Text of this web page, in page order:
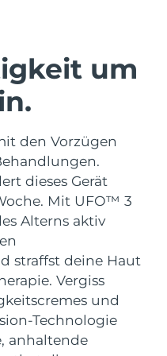
um
den Vorzügen
dieses Gerät
Mit UFO™ 3
Alterns aktiv
straffst deine Haut
Vergiss
und
Technologie
anhaltende
massage
Gesichtsstraffung
on-the-go
& lips
smoothing device
red light therapy
Mundpflege
toothbrush
sonic toothbrush
LED-Behandlungen
NEW
Lieferung12/8/26
Erwartete Lieferung
Lieferung
Lieferung14/8/26
Erwartete Lieferung
Erwartete Lieferung
Erwartete Lieferung15/8/26